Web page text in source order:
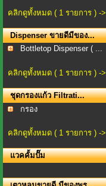
คลิกดูทั้งหมด ( 1 รายการ ) ->
Dispenser ขายดีมีของ...
Bottletop Dispenser ( ...
คลิกดูทั้งหมด ( 1 รายการ ) ->
ชุดกรองแก้ว Filtrati...
กรอง
คลิกดูทั้งหมด ( 1 รายการ ) ->
แวคคั้มปั๊ม